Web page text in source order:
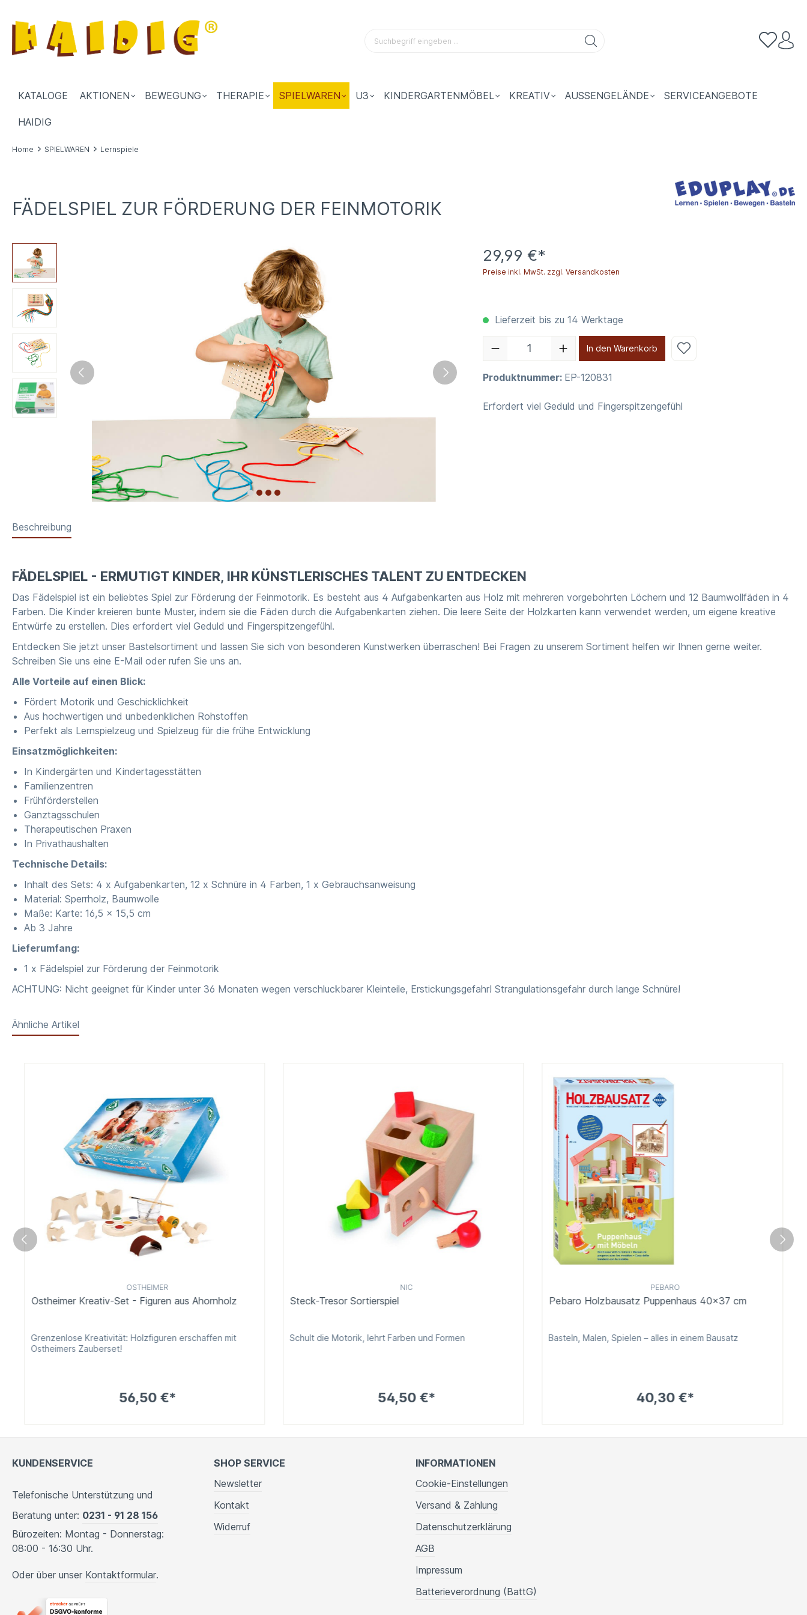
KATALOGE AKTIONEN BEWEGUNG THERAPIE SPIELWAREN U3 KINDERGARTENMÖBEL KREATIV AUSSENGELÄNDE SERVICEANGEBOTE
HAIDIG
Home SPIELWAREN Lernspiele
FÄDELSPIEL ZUR FÖRDERUNG DER FEINMOTORIK
29,99 €*
Preise inkl. MwSt. zzgl. Versandkosten
Lieferzeit bis zu 14 Werktage
In den Warenkorb
Produktnummer: EP-120831
Erfordert viel Geduld und Fingerspitzengefühl
Beschreibung
FÄDELSPIEL - ERMUTIGT KINDER, IHR KÜNSTLERISCHES TALENT ZU ENTDECKEN
Das Fädelspiel ist ein beliebtes Spiel zur Förderung der Feinmotorik. Es besteht aus 4 Aufgabenkarten aus Holz mit mehreren vorgebohrten Löchern und 12 Baumwollfäden in 4
Farben. Die Kinder kreieren bunte Muster, indem sie die Fäden durch die Aufgabenkarten ziehen. Die leere Seite der Holzkarten kann verwendet werden, um eigene kreative
Entwürfe zu erstellen. Dies erfordert viel Geduld und Fingerspitzengefühl.
Entdecken Sie jetzt unser Bastelsortiment und lassen Sie sich von besonderen Kunstwerken überraschen! Bei Fragen zu unserem Sortiment helfen wir Ihnen gerne weiter.
Schreiben Sie uns eine E-Mail oder rufen Sie uns an.
Alle Vorteile auf einen Blick:
Fördert Motorik und Geschicklichkeit
Aus hochwertigen und unbedenklichen Rohstoffen
Perfekt als Lernspielzeug und Spielzeug für die frühe Entwicklung
Einsatzmöglichkeiten:
In Kindergärten und Kindertagesstätten
Familienzentren
Frühförderstellen
Ganztagsschulen
Therapeutischen Praxen
In Privathaushalten
Technische Details:
Inhalt des Sets: 4 x Aufgabenkarten, 12 x Schnüre in 4 Farben, 1 x Gebrauchsanweisung
Material: Sperrholz, Baumwolle
Maße: Karte: 16,5 x 15,5 cm
Ab 3 Jahre
Lieferumfang:
1 x Fädelspiel zur Förderung der Feinmotorik
ACHTUNG: Nicht geeignet für Kinder unter 36 Monaten wegen verschluckbarer Kleinteile, Erstickungsgefahr! Strangulationsgefahr durch lange Schnüre!
Ähnliche Artikel
OSTHEIMER
Ostheimer Kreativ-Set - Figuren aus Ahornholz
Grenzenlose Kreativität: Holzfiguren erschaffen mit
Ostheimers Zauberset!
56,50 €*
NIC
Steck-Tresor Sortierspiel
Schult die Motorik, lehrt Farben und Formen
54,50 €*
PEBARO
Pebaro Holzbausatz Puppenhaus 40x37 cm
Basteln, Malen, Spielen – alles in einem Bausatz
40,30 €*
KUNDENSERVICE
Telefonische Unterstützung und
Beratung unter: 0231 - 91 28 156
Bürozeiten: Montag - Donnerstag:
08:00 - 16:30 Uhr.
Oder über unser Kontaktformular.
SHOP SERVICE
Newsletter
Kontakt
Widerruf
INFORMATIONEN
Cookie-Einstellungen
Versand & Zahlung
Datenschutzerklärung
AGB
Impressum
Batterieverordnung (BattG)